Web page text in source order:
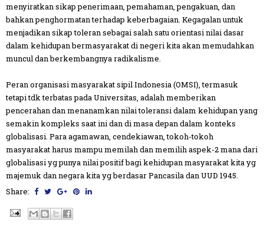
menyiratkan sikap penerimaan, pemahaman, pengakuan, dan
bahkan penghormatan terhadap keberbagaian. Kegagalan untuk
menjadikan sikap toleran sebagai salah satu orientasi nilai dasar
dalam kehidupan bermasyarakat di negeri kita akan memudahkan
muncul dan berkembangnya radikalisme.
Peran organisasi masyarakat sipil Indonesia (OMSI), termasuk
tetapi tdk terbatas pada Universitas, adalah memberikan
pencerahan dan menanamkan nilai toleransi dalam kehidupan yang
semakin kompleks saat ini dan di masa depan dalam konteks
globalisasi. Para agamawan, cendekiawan, tokoh-tokoh
masyarakat harus mampu memilah dan memilih aspek-2 mana dari
globalisasi yg punya nilai positif bagi kehidupan masyarakat kita yg
majemuk dan negara kita yg berdasar Pancasila dan UUD 1945.
Share: